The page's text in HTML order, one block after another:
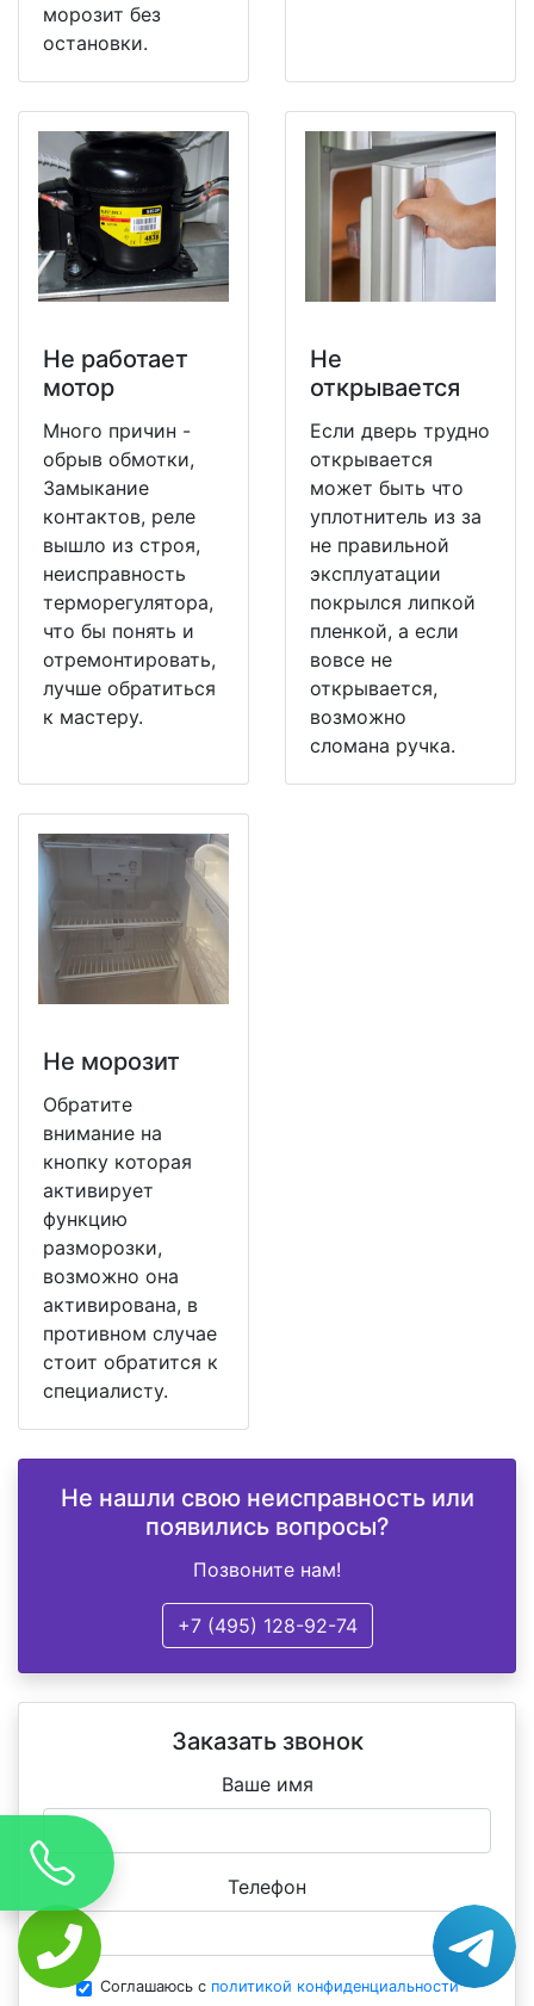
морозит без
остановки.
Не работает
мотор
Много причин -
обрыв обмотки,
Замыкание
контактов, реле
вышло из строя,
неисправность
терморегулятора,
что бы понять и
отремонтировать,
лучше обратиться
к мастеру.
Не
открывается
Если дверь трудно
открывается
может быть что
уплотнитель из за
не правильной
эксплуатации
покрылся липкой
пленкой, а если
вовсе не
открывается,
возможно
сломана ручка.
Не морозит
Обратите
внимание на
кнопку которая
активирует
функцию
разморозки,
возможно она
активирована, в
противном случае
стоит обратится к
специалисту.
Не нашли свою неисправность или
появились вопросы?
Позвоните нам!
+7 (495) 128-92-74
Заказать звонок
Ваше имя
Телефон
Соглашаюсь с политикой конфиденциальности